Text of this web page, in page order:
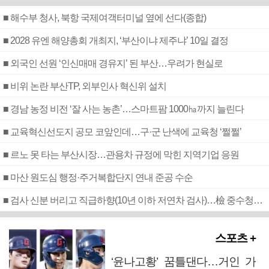
■ 해수부 청사, 북항 국제여객터미널 옆에 선다(종합)
■ 2028 유엔 해양총회 개최지, ‘부산이냐 제주냐’ 10일 결정
■ 외국인 선원 ‘인신매매 경유지’ 된 부산…우려가 현실로
■ 비위 논란 부산TP, 외부인사 혁신위 설치
■ 경남 농정 비전 ‘잘 사는 농촌’…스마트팜 1000㏊까지 늘린다
■ 교육혁신선도지 공모 코앞인데…구·군 난색에 교육청 ‘쩔쩔’
■ 르노 못 타는 부산시장…관용차 규정에 막힌 지역기업 응원
■ 마산 원도심 행정·주거복합단지 연내 준공 수순
■ 검사 신분 버리고 직급하향(10년 이하 저연차 검사)…檢 중수청행 기피
스포츠 +
‘윤나고황’ 꿈틀댄다…거인 가